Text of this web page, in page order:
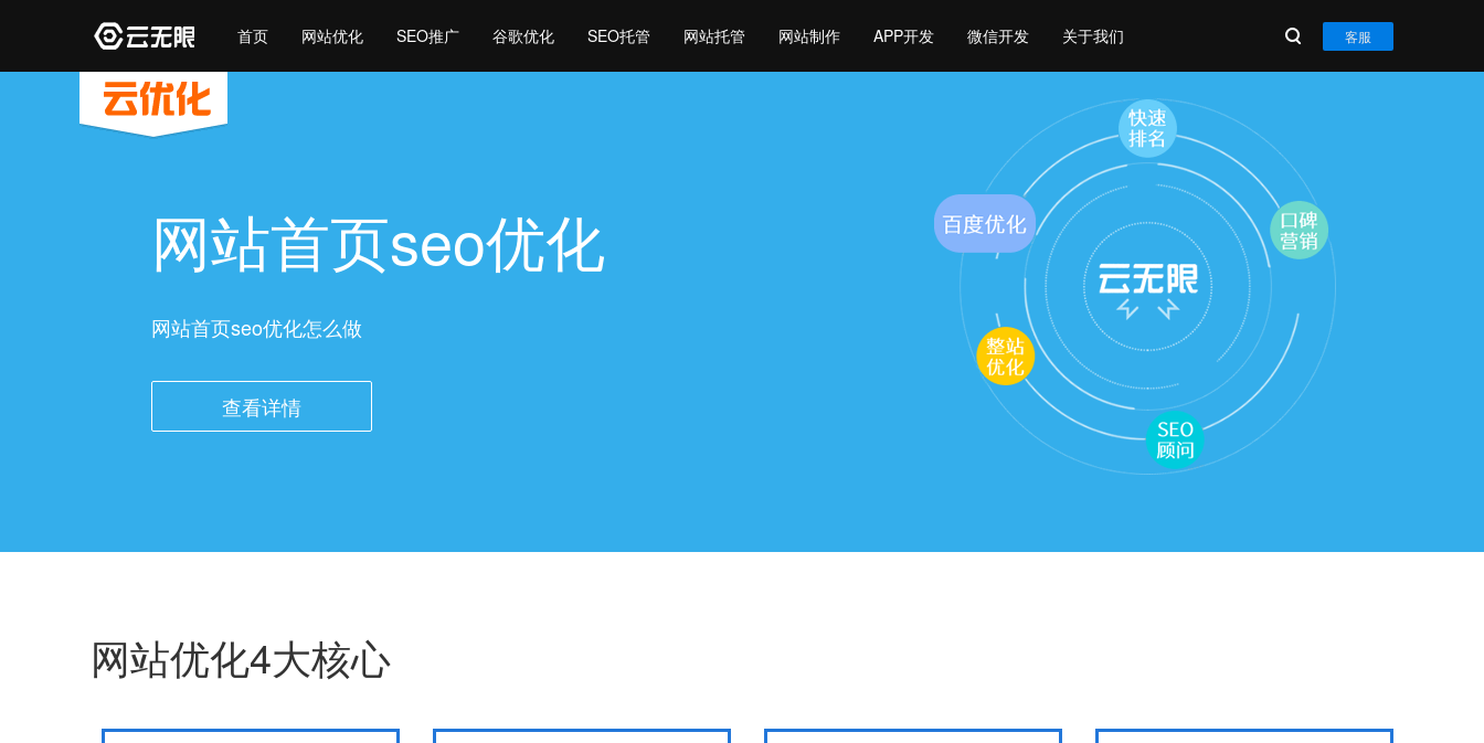
首页 网站优化 SEO推广 谷歌优化 SEO托管 网站托管 网站制作 APP开发 微信开发 关于我们 客服
网站首页seo优化
网站首页seo优化怎么做
查看详情
网站优化4大核心